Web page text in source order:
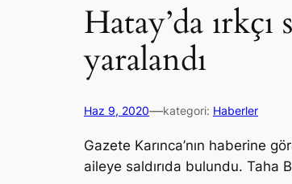
Hatay’da
yaralandı
Haz 9, 2020—kategori: Haberler
Gazete Karınca’nın haberine
aileye saldırıda bulundu. Taha